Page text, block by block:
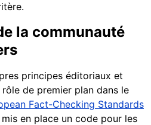
la communauté
principes éditoriaux et
rôle de premier plan dans le
Fact-Checking Standards
mis en place un code pour les